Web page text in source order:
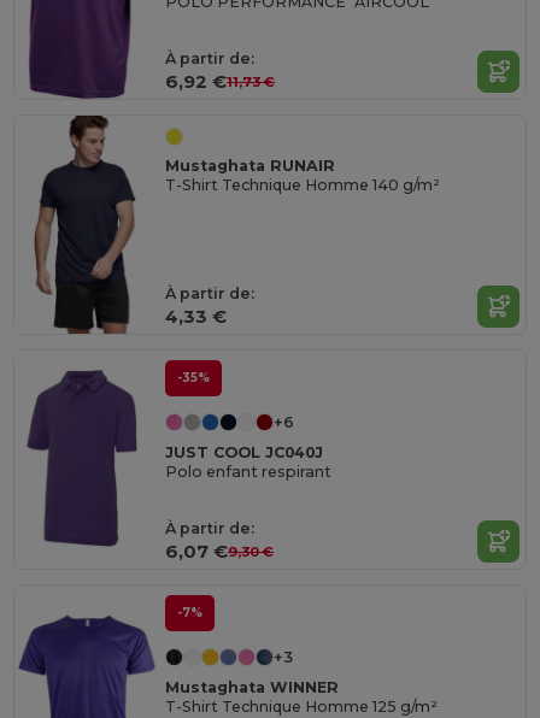
À partir de:
6,92 €11,73 €
Mustaghata RUNAIR
T-Shirt Technique Homme 140 g/m²
À partir de:
4,33 €
-35%
+6
JUST COOL JC040J
Polo enfant respirant
À partir de:
6,07 €9,30 €
-7%
+3
Mustaghata WINNER
T-Shirt Technique Homme 125 g/m²